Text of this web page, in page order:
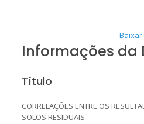
Baixar
Informações da
Título
CORRELAÇÕES ENTRE OS
SOLOS RESIDUAIS